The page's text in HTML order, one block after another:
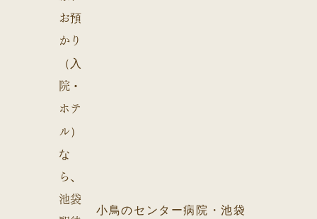
小鳥のセンター病院・池袋